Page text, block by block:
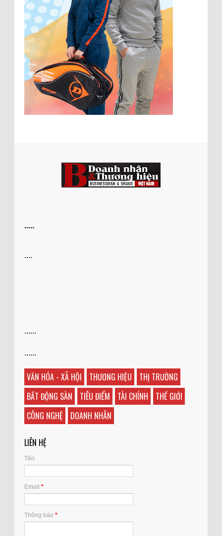
.....
....
......
......
VĂN HÓA - XÃ HỘI THƯƠNG HIỆU
THỊ TRƯỜNG
BẤT ĐỘNG SÀN
TIÊU ĐIỂM TÀI CHÍNH
THẾ GIỚI
CÔNG NGHỆ
DOANH NHÂN
LIÊN HỆ
Tên
Email *
Thông báo *